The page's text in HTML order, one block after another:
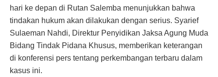
hari ke depan di Rutan Salemba menunjukkan bahwa
tindakan hukum akan dilakukan dengan serius. Syarief
Sulaeman Nahdi, Direktur Penyidikan Jaksa Agung Muda
Bidang Tindak Pidana Khusus, memberikan keterangan
di konferensi pers tentang perkembangan terbaru dalam
kasus ini.